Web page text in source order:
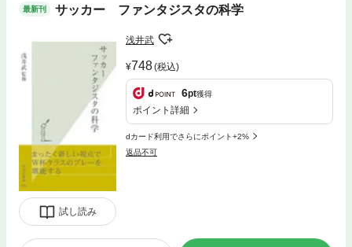
最新刊 サッカー ファンタジスタの科学
試し読み
浅井武
748(税込)
6pt獲得
ポイント詳細
dカード利用でさらにポイント+2%
返品不可